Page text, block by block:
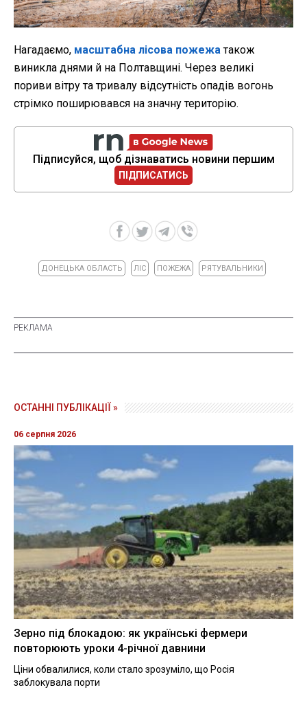
Нагадаємо, масштабна лісова пожежа також
виникла днями й на Полтавщині. Через великі
пориви вітру та тривалу відсутність опадів вогонь
стрімко поширювався на значну територію.
Підписуйся, щоб дізнаватись новини першим
ПІДПИСАТИСЬ
ДОНЕЦЬКА ОБЛАСТЬ ЛІС ПОЖЕЖА РЯТУВАЛЬНИКИ
ОСТАННІ ПУБЛІКАЦІЇ »
06 серпня 2026
Зерно під блокадою: як українські фермери
повторюють уроки 4-річної давнини
Ціни обвалилися, коли стало зрозуміло, що Росія
заблокувала порти